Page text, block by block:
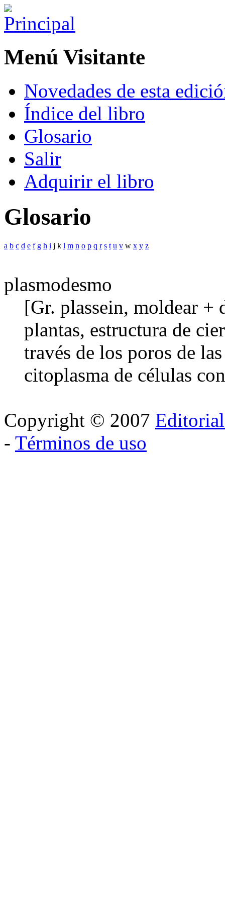
Menú Visitante
Novedades de esta
Índice del libro
Glosario
Salir
Adquirir el libro
Glosario
a b c d e f g h i j k l m n o p q r s t u v w x y z
plasmodesmo
[Gr. plassein, moldear +
plantas, estructura de
través de los poros de
citoplasma de células
Copyright © 2007
- Términos de uso